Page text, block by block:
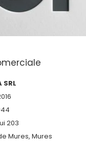
SRL
203
Mures, Mures